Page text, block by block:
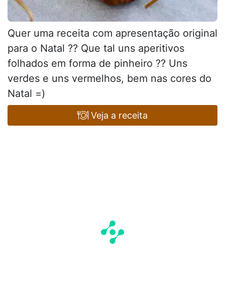
Quer uma receita com apresentação original
para o Natal ?? Que tal uns aperitivos
folhados em forma de pinheiro ?? Uns
verdes e uns vermelhos, bem nas cores do
Natal =)
Veja a receita